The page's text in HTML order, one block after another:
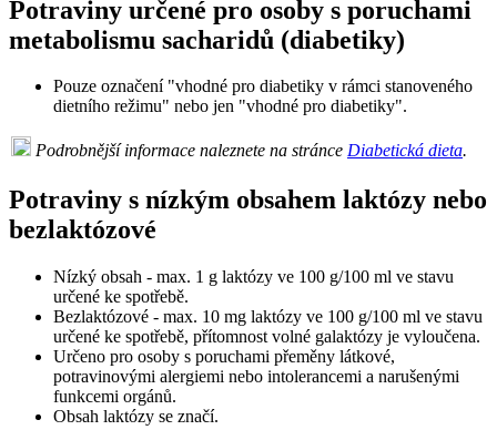
Potraviny určené pro osoby s poruchami
metabolismu sacharidů (diabetiky)
Pouze označení "vhodné pro diabetiky v rámci stanoveného
dietního režimu" nebo jen "vhodné pro diabetiky".
Podrobnější informace naleznete na stránce Diabetická dieta.
Potraviny s nízkým obsahem laktózy nebo
bezlaktózové
Nízký obsah - max. 1 g laktózy ve 100 g/100 ml ve stavu
určené ke spotřebě.
Bezlaktózové - max. 10 mg laktózy ve 100 g/100 ml ve stavu
určené ke spotřebě, přítomnost volné galaktózy je vyloučena.
Určeno pro osoby s poruchami přeměny látkové,
potravinovými alergiemi nebo intolerancemi a narušenými
funkcemi orgánů.
Obsah laktózy se značí.